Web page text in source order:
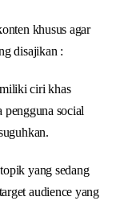
khusus agar
disajikan :
ciri khas
social
yang sedang
audience yang